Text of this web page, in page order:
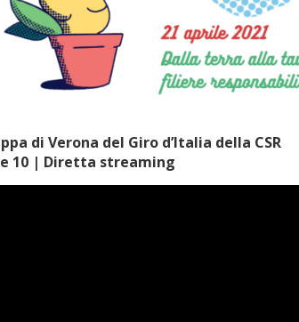
di Verona del Giro d’Italia della CSR
10 | Diretta streaming